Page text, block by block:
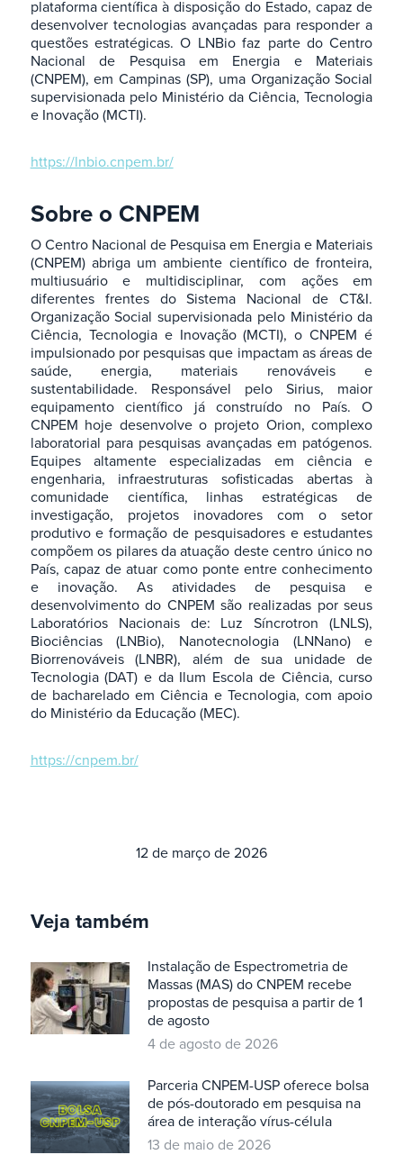
plataforma científica à disposição do Estado, capaz de
desenvolver tecnologias avançadas para responder a
questões estratégicas. O LNBio faz parte do Centro
Nacional de Pesquisa em Energia e Materiais
(CNPEM), em Campinas (SP), uma Organização Social
supervisionada pelo Ministério da Ciência, Tecnologia
e Inovação (MCTI).
https://lnbio.cnpem.br/
Sobre o CNPEM
O Centro Nacional de Pesquisa em Energia e Materiais
(CNPEM) abriga um ambiente científico de fronteira,
multiusuário e multidisciplinar, com ações em
diferentes frentes do Sistema Nacional de CT&I.
Organização Social supervisionada pelo Ministério da
Ciência, Tecnologia e Inovação (MCTI), o CNPEM é
impulsionado por pesquisas que impactam as áreas de
saúde, energia, materiais renováveis e
sustentabilidade. Responsável pelo Sirius, maior
equipamento científico já construído no País. O
CNPEM hoje desenvolve o projeto Orion, complexo
laboratorial para pesquisas avançadas em patógenos.
Equipes altamente especializadas em ciência e
engenharia, infraestruturas sofisticadas abertas à
comunidade científica, linhas estratégicas de
investigação, projetos inovadores com o setor
produtivo e formação de pesquisadores e estudantes
compõem os pilares da atuação deste centro único no
País, capaz de atuar como ponte entre conhecimento
e inovação. As atividades de pesquisa e
desenvolvimento do CNPEM são realizadas por seus
Laboratórios Nacionais de: Luz Síncrotron (LNLS),
Biociências (LNBio), Nanotecnologia (LNNano) e
Biorrenováveis (LNBR), além de sua unidade de
Tecnologia (DAT) e da Ilum Escola de Ciência, curso
de bacharelado em Ciência e Tecnologia, com apoio
do Ministério da Educação (MEC).
https://cnpem.br/
12 de março de 2026
Veja também
Instalação de Espectrometria de
Massas (MAS) do CNPEM recebe
propostas de pesquisa a partir de 1
de agosto
4 de agosto de 2026
Parceria CNPEM-USP oferece bolsa
de pós-doutorado em pesquisa na
área de interação vírus-célula
13 de maio de 2026